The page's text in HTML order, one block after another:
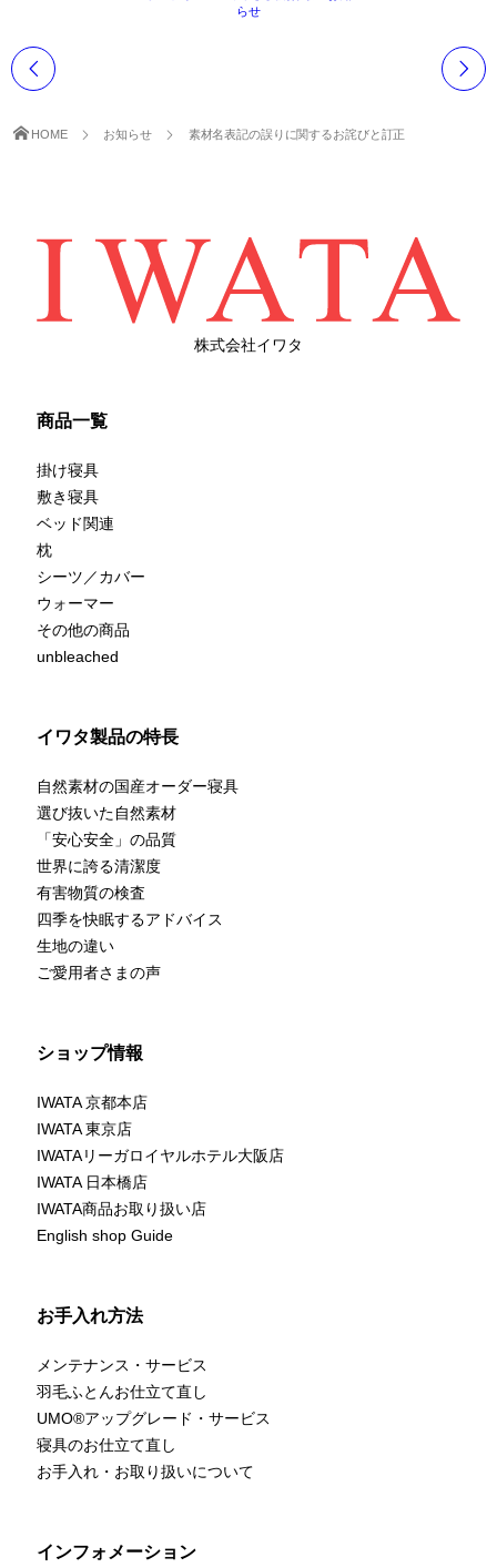
らせ
HOME お知らせ 素材名表記の誤りに関するお詫びと訂正
株式会社イワタ
商品一覧
掛け寝具
敷き寝具
ベッド関連
枕
シーツ／カバー
ウォーマー
その他の商品
unbleached
イワタ製品の特長
自然素材の国産オーダー寝具
選び抜いた自然素材
「安心安全」の品質
世界に誇る清潔度
有害物質の検査
四季を快眠するアドバイス
生地の違い
ご愛用者さまの声
ショップ情報
IWATA 京都本店
IWATA 東京店
IWATAリーガロイヤルホテル大阪店
IWATA 日本橋店
IWATA商品お取り扱い店
English shop Guide
お手入れ方法
メンテナンス・サービス
羽毛ふとんお仕立て直し
UMO®アップグレード・サービス
寝具のお仕立て直し
お手入れ・お取り扱いについて
インフォメーション